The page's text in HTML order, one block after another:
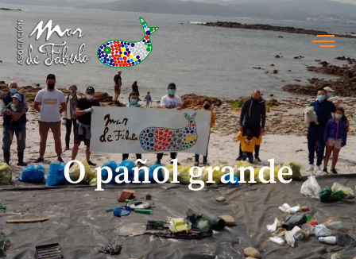
O pañol grande
O pañol grande